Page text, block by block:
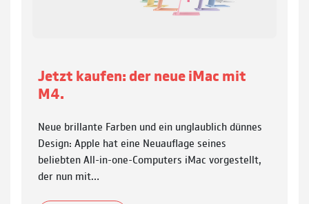
Jetzt kaufen: der neue iMac mit
M4.
Neue brillante Farben und ein unglaublich dünnes
Design: Apple hat eine Neuauflage seines
beliebten All-in-one-Computers iMac vorgestellt,
der nun mit…